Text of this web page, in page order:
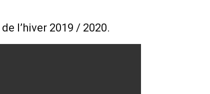
de l’hiver 2019 / 2020.